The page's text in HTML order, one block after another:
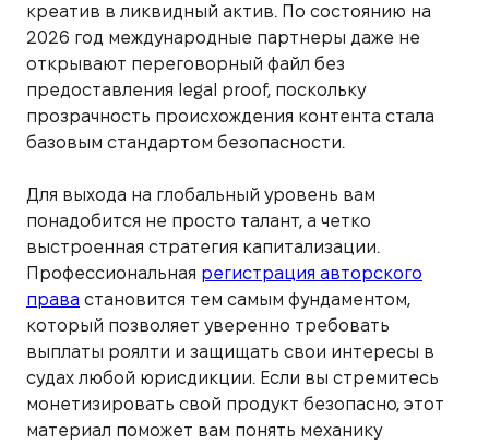
креатив в ликвидный актив. По состоянию на
2026 год международные партнеры даже не
открывают переговорный файл без
предоставления legal proof, поскольку
прозрачность происхождения контента стала
базовым стандартом безопасности.
Для выхода на глобальный уровень вам
понадобится не просто талант, а четко
выстроенная стратегия капитализации.
Профессиональная регистрация авторского
права становится тем самым фундаментом,
который позволяет уверенно требовать
выплаты роялти и защищать свои интересы в
судах любой юрисдикции. Если вы стремитесь
монетизировать свой продукт безопасно, этот
материал поможет вам понять механику